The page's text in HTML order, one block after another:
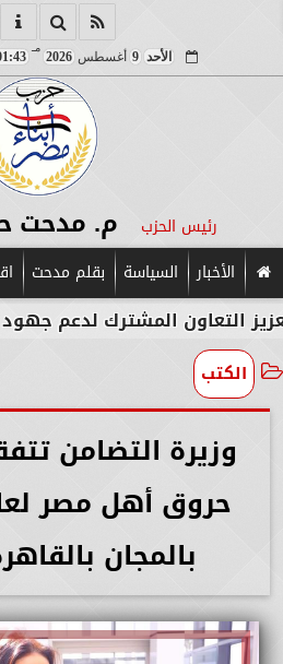
الأحد 9 أغسطس2026
مـ
01:43
رئيس الحزب م. مدحت
الأخبار السياسة بقلم مدحت
المشترك لدعم جهود التنمية
الكتب
وزيرة التضامن
حروق أهل مصر
بالمجان